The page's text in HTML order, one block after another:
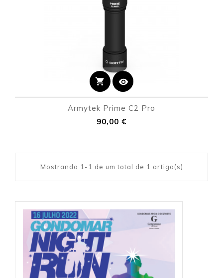
shopping_cart visibility
Armytek Prime C2 Pro
90,00 €
Mostrando 1-1 de um total de 1 artigo(s)